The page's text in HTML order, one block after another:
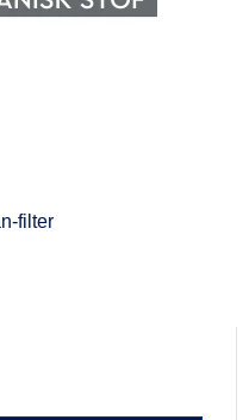
filter